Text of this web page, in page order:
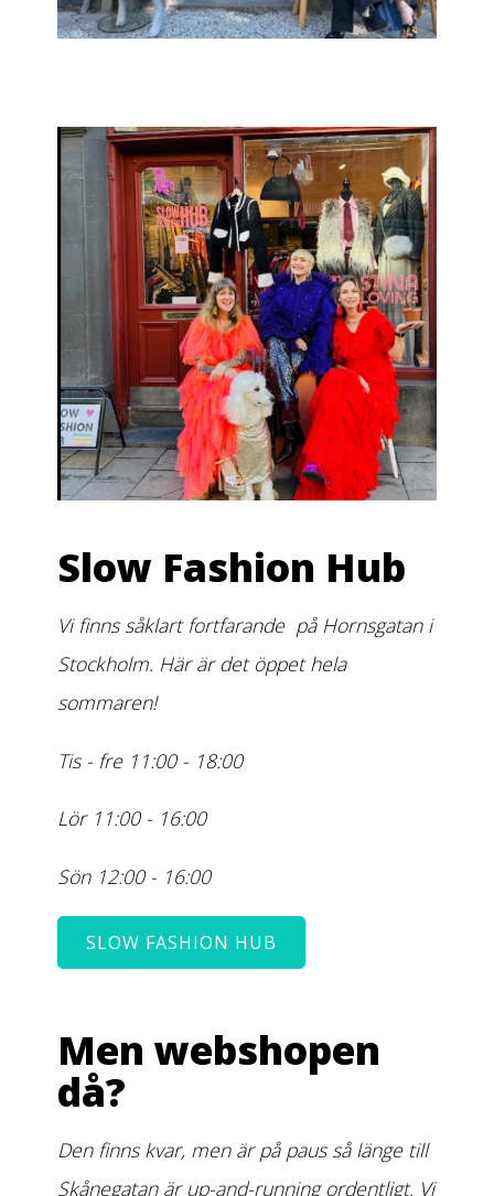
Slow Fashion Hub
Vi finns såklart fortfarande på Hornsgatan i
Stockholm. Här är det öppet hela
sommaren!
Tis - fre 11:00 - 18:00
Lör 11:00 - 16:00
Sön 12:00 - 16:00
SLOW FASHION HUB
Men webshopen
då?
Den finns kvar, men är på paus så länge till
Skånegatan är up-and-running ordentligt. Vi